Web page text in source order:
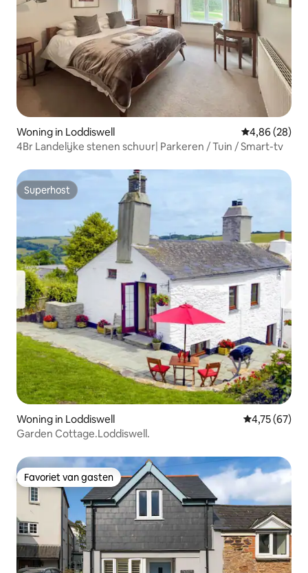
Woning in Loddiswell Gemiddelde
4,86 (28)
4Br Landelijke stenen schuur| Parkeren / Tuin / Smart-tv
Superhost
Superhost
Woning in Loddiswell Gemiddelde
4,75 (67)
Garden Cottage.Loddiswell.
Favoriet van gasten
Favoriet van gasten